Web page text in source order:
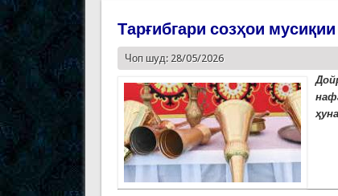
Тарғибгари созҳои
Чоп шуд: 28/05/2026